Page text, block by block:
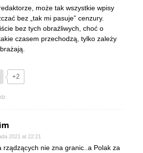
może tak wszystkie wpisy
bez „tak mi pasuje” cenzury.
bez tych obraźliwych, choć o
czasem przechodzą, tylko zależy
+2
2021 at 22:21
rządzących nie zna granic..a Polak za